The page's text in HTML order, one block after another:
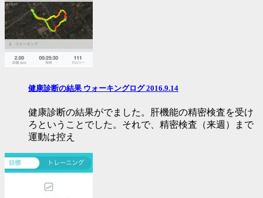
健康診断の結果 ウォーキングログ 2016.9.14
健康診断の結果がでました。肝機能の精密検査を受け
ろということでした。それで、精密検査（来週）まで
運動は控え